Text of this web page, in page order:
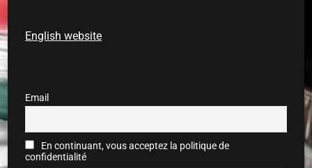
English website
Email
En continuant, vous acceptez la politique de
confidentialité